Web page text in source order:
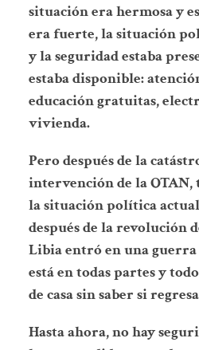
situación era hermosa y
era fuerte, la situación
y la seguridad estaba
estaba disponible:
educación gratuitas,
vivienda.
Pero después de la
intervención de la
la situación política
después de la revolución
Libia entró en una
está en todas partes y
de casa sin saber si
Hasta ahora, no hay